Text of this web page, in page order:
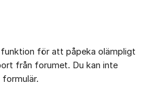
för att påpeka olämpligt
från forumet. Du kan inte